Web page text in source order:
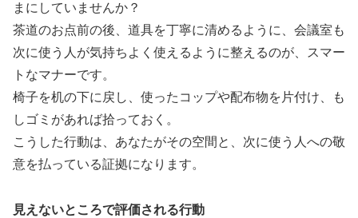
まにしていませんか？
茶道のお点前の後、道具を丁寧に清めるように、会議室も
次に使う人が気持ちよく使えるように整えるのが、スマー
トなマナーです。
椅子を机の下に戻し、使ったコップや配布物を片付け、も
しゴミがあれば拾っておく。
こうした行動は、あなたがその空間と、次に使う人への敬
意を払っている証拠になります。
見えないところで評価される行動